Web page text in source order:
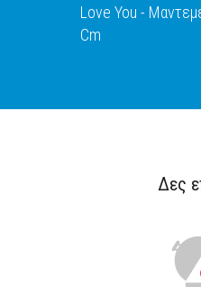
Love You -
Cm
Δες